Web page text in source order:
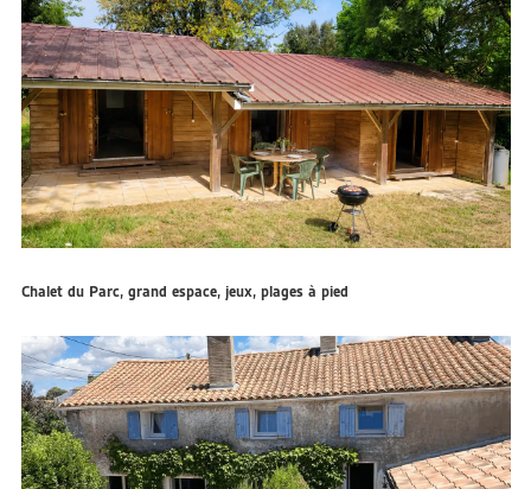
Chalet du Parc, grand espace, jeux, plages à pied